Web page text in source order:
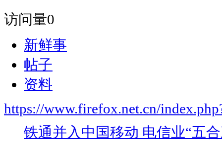
访问量0
新鲜事
帖子
资料
https://www.firefox.net.cn/
铁通并入中国移动 电信业“五